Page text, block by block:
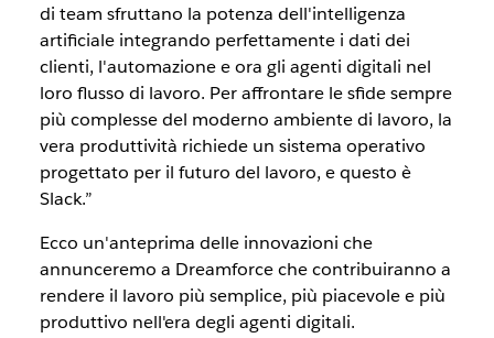
di team sfruttano la potenza dell'intelligenza
artificiale integrando perfettamente i dati dei
clienti, l'automazione e ora gli agenti digitali nel
loro flusso di lavoro. Per affrontare le sfide sempre
più complesse del moderno ambiente di lavoro, la
vera produttività richiede un sistema operativo
progettato per il futuro del lavoro, e questo è
Slack.”
Ecco un'anteprima delle innovazioni che
annunceremo a Dreamforce che contribuiranno a
rendere il lavoro più semplice, più piacevole e più
produttivo nell'era degli agenti digitali.